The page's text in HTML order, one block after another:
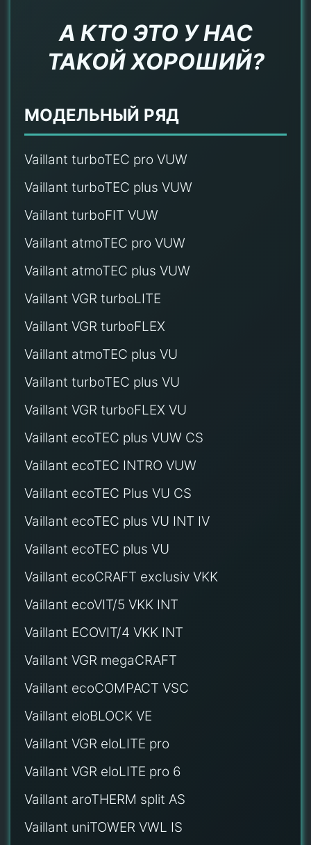
А КТО ЭТО У НАС
ТАКОЙ ХОРОШИЙ?
МОДЕЛЬНЫЙ РЯД
Vaillant turboTEC pro VUW
Vaillant turboTEC plus VUW
Vaillant turboFIT VUW
Vaillant atmoTEC pro VUW
Vaillant atmoTEC plus VUW
Vaillant VGR turboLITE
Vaillant VGR turboFLEX
Vaillant atmoTEC plus VU
Vaillant turboTEC plus VU
Vaillant VGR turboFLEX VU
Vaillant ecoTEC plus VUW CS
Vaillant ecoTEC INTRO VUW
Vaillant ecoTEC Plus VU CS
Vaillant ecoTEC plus VU INT IV
Vaillant ecoTEC plus VU
Vaillant ecoCRAFT exclusiv VKK
Vaillant ecoVIT/5 VKK INT
Vaillant ECOVIT/4 VKK INT
Vaillant VGR megaCRAFT
Vaillant ecoCOMPACT VSC
Vaillant eloBLOCK VE
Vaillant VGR eloLITE pro
Vaillant VGR eloLITE pro 6
Vaillant aroTHERM split AS
Vaillant uniTOWER VWL IS